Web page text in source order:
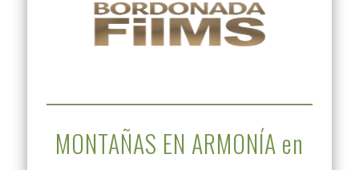
MONTAÑAS EN ARMONÍA en